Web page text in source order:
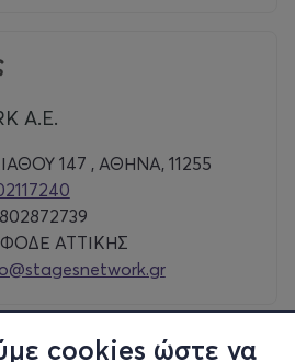
cookies ώστε να
A.E.
147 , ΑΘΗΝΑ, 11255
ΑΤΤΙΚΗΣ